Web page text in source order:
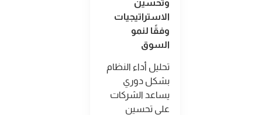
وتحسين
الاستراتيجيات
وفقًا لنمو
السوق
تحليل أداء النظام
بشكل دوري
يساعد الشركات
على تحسين